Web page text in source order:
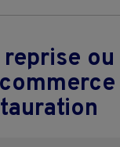
ou